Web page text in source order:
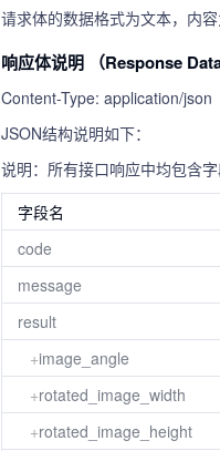
请求体的数据格式为文本，内
响应体说明 （Response
Content-Type: application/json
JSON结构说明如下：
说明：所有接口响应中均包含
字段名
code
message
result
+image_angle
+rotated_image_width
+rotated_image_height